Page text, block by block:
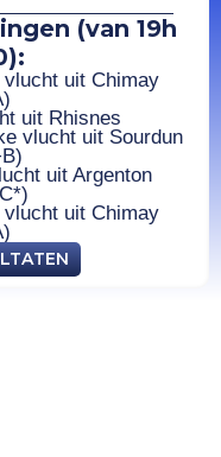
(van 19h
uit Chimay
uit Rhisnes
vlucht uit Sourdun
uit Argenton
uit Chimay